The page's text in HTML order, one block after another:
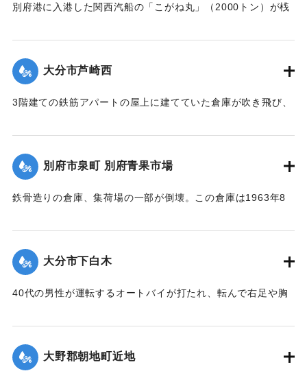
別府港に入港した関西汽船の「こがね丸」（2000トン）が桟
れ、乗客を乗せたまま接岸できなくなった。「こがね丸」は
いかりを下ろしていたため流されずに済んだが、高波と風の
ため何度も桟橋にぶつかり、一部を壊し、さらに関西汽船別
そ1時間後に再接岸した。
【出典：大分合同新聞 1964年9月24日夕刊3面】
｜固有コード:00708024
大分市芦崎西
3階建ての鉄筋アパートの屋上に建てていた倉庫が吹き飛び、
った。
【出典：大分合同新聞 1964年9月25日朝刊9面】
｜固有コード:00708016
別府市泉町 別府青果市場
鉄骨造りの倉庫、集荷場の一部が倒壊。この倉庫は1963年8
｜固有コード:
大分市下白木
40代の男性が運転するオートバイが打たれ、転んで右足や胸
が、白木電停の前で道路に倒れ動けずに助けを求めていると
ころを発見したもの。
【出典：大分合同新聞 1964年9月25日朝刊9面】
大野郡朝地町近地